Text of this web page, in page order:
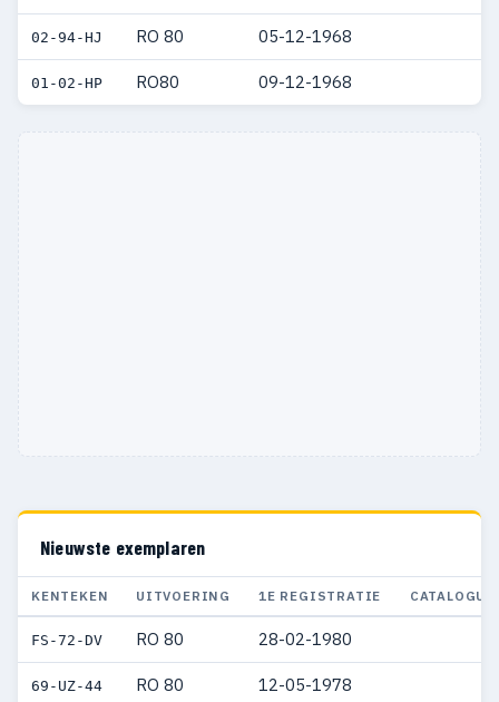
02-94-HJ RO 80 05-12-1968
01-02-HP RO80 09-12-1968
Nieuwste exemplaren
KENTEKEN UITVOERING 1E REGISTRATIE
FS-72-DV RO 80 28-02-1980
69-UZ-44 RO 80 12-05-1978